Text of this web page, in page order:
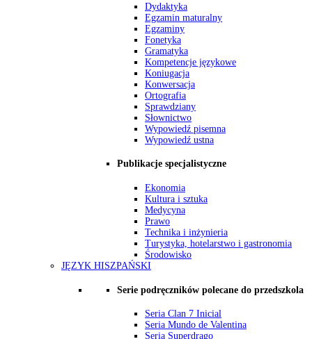
Dydaktyka
Egzamin maturalny
Egzaminy
Fonetyka
Gramatyka
Kompetencje językowe
Koniugacja
Konwersacja
Ortografia
Sprawdziany
Słownictwo
Wypowiedź pisemna
Wypowiedź ustna
Publikacje specjalistyczne
Ekonomia
Kultura i sztuka
Medycyna
Prawo
Technika i inżynieria
Turystyka, hotelarstwo i gastronomia
Środowisko
JĘZYK HISZPAŃSKI
Serie podręczników polecane do przedszkola
Seria Clan 7 Inicial
Seria Mundo de Valentina
Seria Superdrago